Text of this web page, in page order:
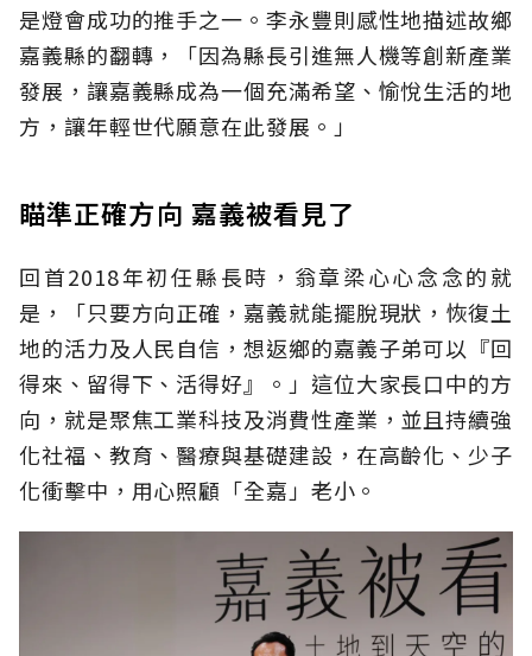
是燈會成功的推手之一。李永豐則感性地描述故鄉
嘉義縣的翻轉，「因為縣長引進無人機等創新產業
發展，讓嘉義縣成為一個充滿希望、愉悅生活的地
方，讓年輕世代願意在此發展。」
瞄準正確方向 嘉義被看見了
回首2018年初任縣長時，翁章梁心心念念的就
是，「只要方向正確，嘉義就能擺脫現狀，恢復土
地的活力及人民自信，想返鄉的嘉義子弟可以『回
得來、留得下、活得好』。」這位大家長口中的方
向，就是聚焦工業科技及消費性產業，並且持續強
化社福、教育、醫療與基礎建設，在高齡化、少子
化衝擊中，用心照顧「全嘉」老小。